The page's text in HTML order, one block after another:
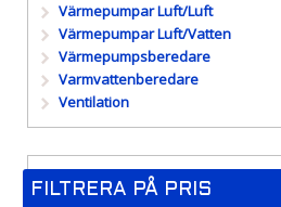
Värmepumpar Luft/Luft
Värmepumpar Luft/Vatten
Värmepumpsberedare
Varmvattenberedare
Ventilation
FILTRERA PÅ PRIS